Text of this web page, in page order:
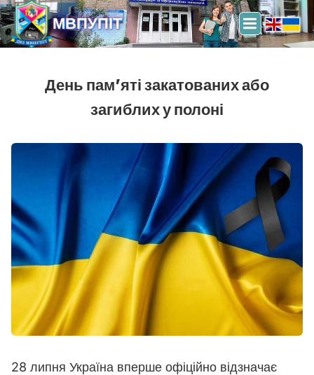
МВПУПІТ
День пам’яті закатованих або
загиблих у полоні
28 липня Україна вперше офіційно відзначає